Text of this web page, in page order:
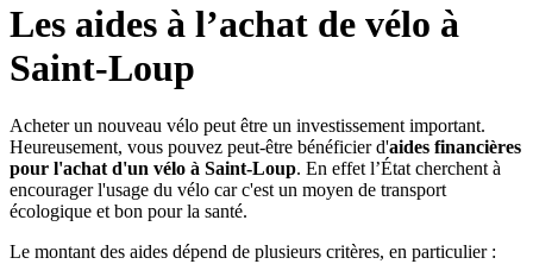
Les aides à l’achat de vélo à
Saint-Loup
Acheter un nouveau vélo peut être un investissement important.
Heureusement, vous pouvez peut-être bénéficier d'aides financières
pour l'achat d'un vélo à Saint-Loup. En effet l’État cherchent à
encourager l'usage du vélo car c'est un moyen de transport
écologique et bon pour la santé.
Le montant des aides dépend de plusieurs critères, en particulier :